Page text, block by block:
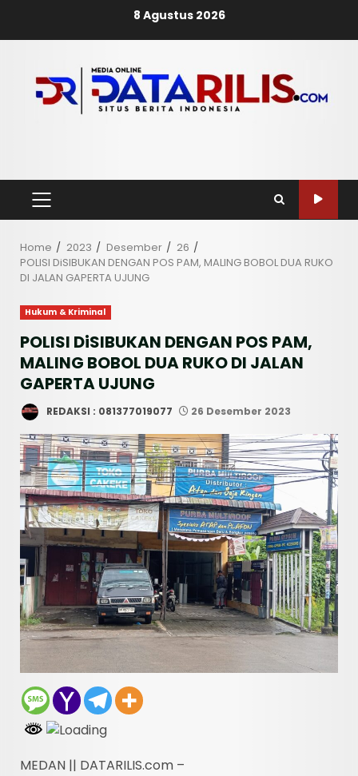
8 Agustus 2026
PRIMARY
MENU
Home 2023 Desember
26
POLISI DiSIBUKAN DENGAN POS PAM, MALING BOBOL DUA RUKO
DI JALAN GAPERTA UJUNG
Hukum & Kriminal
POLISI DiSIBUKAN DENGAN POS PAM,
MALING BOBOL DUA RUKO DI JALAN
GAPERTA UJUNG
REDAKSI : 081377019077 26 Desember 2023
MEDAN || DATARILIS.com –